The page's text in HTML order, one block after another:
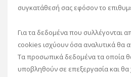
συγκατάθεσή σας εφόσον το
Για τα δεδομένα που συλλέγονται
cookies ισχύουν όσα αναλυτικά θα
Τα προσωπικά δεδομένα τα οποία
υποβληθούν σε επεξεργασία και